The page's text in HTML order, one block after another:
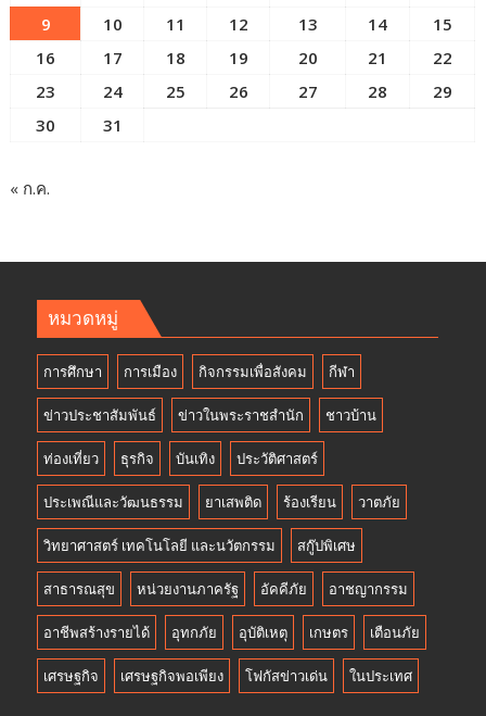
9
10 11 12 13 14
15
16
17 18 19 20 21
22
23
24 25 26 27 28
29
30
31
« ก.ค.
หมวดหมู่
การศึกษา การเมือง กิจกรรมเพื่อสังคม กีฬา
ข่าวประชาสัมพันธ์ ข่าวในพระราชสำนัก ชาวบ้าน
ท่องเที่ยว ธุรกิจ บันเทิง ประวัติศาสตร์
ประเพณีและวัฒนธรรม ยาเสพติด ร้องเรียน วาตภัย
วิทยาศาสตร์ เทคโนโลยี และนวัตกรรม สกู๊ปพิเศษ
สาธารณสุข หน่วยงานภาครัฐ อัคคีภัย อาชญากรรม
อาชีพสร้างรายได้ อุทกภัย อุบัติเหตุ เกษตร เตือนภัย
เศรษฐกิจ เศรษฐกิจพอเพียง โฟกัสข่าวเด่น ในประเทศ